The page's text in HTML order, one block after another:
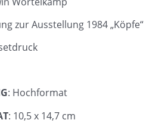
zur Ausstellung 1984 „Köpfe“
: Hochformat
: 10,5 x 14,7 cm